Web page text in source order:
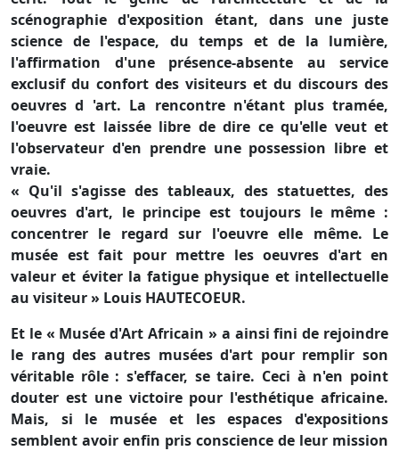
scénographie d'exposition étant, dans une juste
science de l'espace, du temps et de la lumière,
l'affirmation d'une présence-absente au service
exclusif du confort des visiteurs et du discours des
oeuvres d 'art. La rencontre n'étant plus tramée,
l'oeuvre est laissée libre de dire ce qu'elle veut et
l'observateur d'en prendre une possession libre et
vraie.
« Qu'il s'agisse des tableaux, des statuettes, des
oeuvres d'art, le principe est toujours le même :
concentrer le regard sur l'oeuvre elle même. Le
musée est fait pour mettre les oeuvres d'art en
valeur et éviter la fatigue physique et intellectuelle
au visiteur » Louis HAUTECOEUR.
Et le « Musée d'Art Africain » a ainsi fini de rejoindre
le rang des autres musées d'art pour remplir son
véritable rôle : s'effacer, se taire. Ceci à n'en point
douter est une victoire pour l'esthétique africaine.
Mais, si le musée et les espaces d'expositions
semblent avoir enfin pris conscience de leur mission